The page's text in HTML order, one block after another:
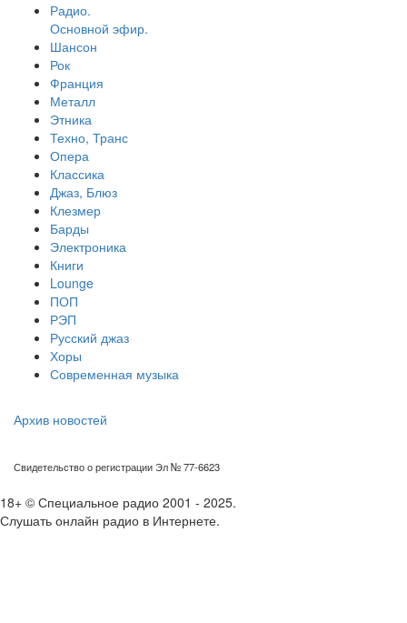
Радио.
Основной эфир.
Шансон
Рок
Франция
Металл
Этника
Техно, Транс
Опера
Классика
Джаз, Блюз
Клезмер
Барды
Электроника
Книги
Lounge
ПОП
РЭП
Русский джаз
Хоры
Современная музыка
Архив новостей
Свидетельство о регистрации Эл № 77-6623
18+ © Специальное радио 2001 - 2025.
Слушать онлайн радио в Интернете.